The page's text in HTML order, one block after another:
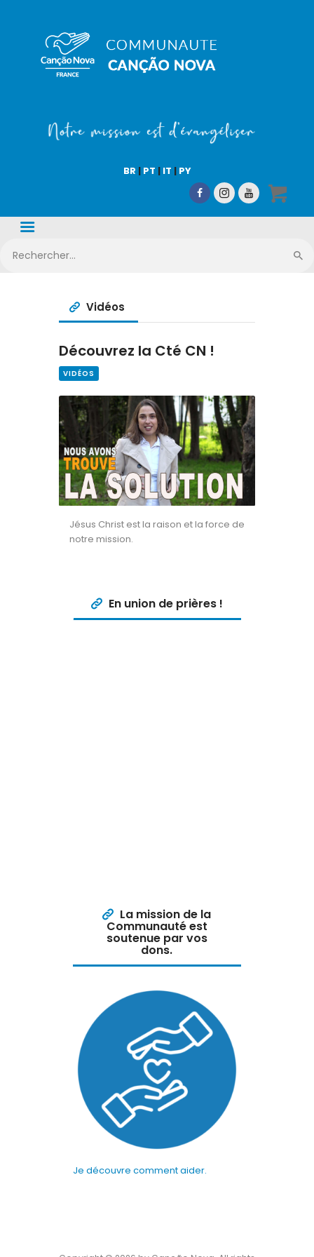
BR | PT | IT | PY
COMMUNAUTÉ CN
Notre mission est d'évangéliser !
Qui sommes-nous
CN Média
Nos activités
Contact
Vidéos
Découvrez la Cté CN !
VIDÉOS
Jésus Christ est la raison et la force de
notre mission.
En union de prières !
La mission de la
Communauté est
soutenue par vos
dons.
Je découvre comment aider.